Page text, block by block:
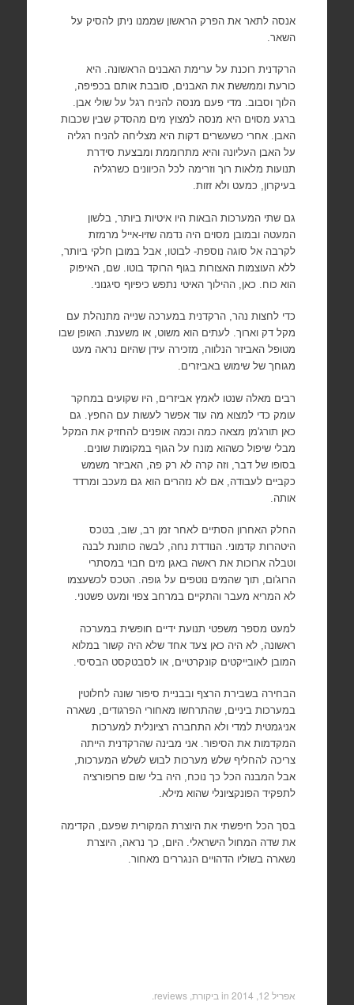
אנסה לתאר את הפרק הראשון שממנו ניתן להסיק על
השאר.
הרקדנית רוכנת על ערימת האבנים הראשונה. היא
כורעת וממששת את האבנים, סובבת אותם בכפיפה,
הלוך וסבוב. מדי פעם מנסה להניח רגל על שולי אבן.
ברגע מסוים היא מנסה למצוץ מים מהסדק שבין שכבות
האבן. אחרי כשעשרים דקות היא מצליחה להניח רגליה
על האבן העליונה והיא מתרוממת ומבצעת סידרת
תנועות מלאות רוך וזרימה לכל הכיוונים כשרגליה
בעיקרון, כמעט ולא זזות.
גם שתי המערכות הבאות היו איטיות ביותר, בלשון
המעטה ובמובן מסוים היה נדמה שזיו-אייל מרמזת
לקרבה אל סוגה נוספת- לבוטו, אבל במובן חלקי ביותר,
ללא העוצמות האצורות בגוף הרוקד בוטו. שם, האיפוק
הוא כוח. כאן, ההילוך האיטי נתפש כיפיוף סיגנוני.
כדי לחצות נהר, הרקדנית במערכה שנייה מתנהלת עם
מקל דק וארוך. לעתים הוא משוט, או משענת. האופן שבו
מטופל האביזר הנלווה, מזכירה עידן שהיום נראה מעט
מגוחך של שימוש באביזרים.
רבים מאלה שנטו לאמץ אביזרים, היו שקועים במחקר
עומק כדי למצוא מה עוד אפשר לעשות עם החפץ. גם
כאן תורג'מן מצאה כמה וכמה אופנים להחזיק את המקל
מבלי שיפול כשהוא מונח על הגוף במקומות שונים.
בסופו של דבר, וזה קרה לא רק פה, האביזר משמש
כקביים לעבודה, אם לא נזהרים הוא גם מעכב ומרדד
אותה.
החלק האחרון הסתיים לאחר זמן רב, שוב, בטכס
היטהרות קדמוני. הנודדת נחה, לבשה כותונת לבנה
וטבלה ארוכות את ראשה באגן מים חבוי במסתרי
הרוג'ום, תוך שהמים נוטפים על גופה. הטכס לכשעצמו
לא המריא מעבר והתקיים במרחב צפוי ומעט פשטני.
למעט מספר משפטי תנועת ידיים חופשית במערכה
ראשונה, לא היה כאן צעד אחד שלא היה קשור במלוא
המובן לאובייקטים קונקרטיים, או לסבטקסט הבסיסי.
הבחירה בשבירת הרצף ובבניית סיפור שונה לחלוטין
במערכות ביניים, שהתרחשו מאחורי הפרגודים, נשארה
אניגמטית למדי ולא התחברה רציונלית למערכות
המקדמות את הסיפור. אני מבינה שהרקדנית הייתה
צריכה להחליף שלש מערכות לבוש לשלש המערכות,
אבל המבנה הכל כך נוכח, היה בלי שום פרופורציה
לתפקיד הפונקציונלי שהוא מילא.
בסך הכל חיפשתי את היוצרת המקורית שפעם, הקדימה
את שדה המחול הישראלי. היום, כך נראה, היוצרת
נשארה בשוליו הדהויים הנגררים מאחור.
אפריל 12, 2014 in ביקורת, reviews